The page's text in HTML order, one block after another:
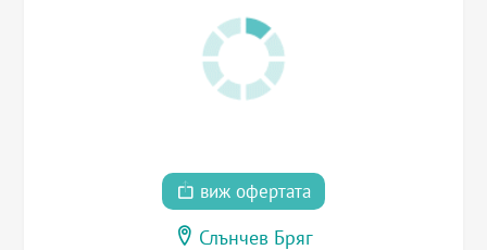
виж офертата
Слънчев Бряг